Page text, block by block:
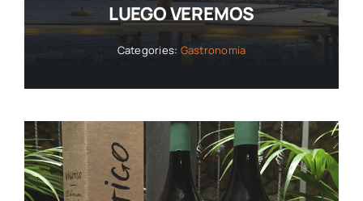
LUEGO VEREMOS
Categories: Gastronomía